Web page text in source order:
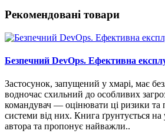
Рекомендовані товари
Безпечний DevOps. Ефективна
Застосунок, запущений у хмарі, має
водночас схильний до особливих
командувач — оцінювати ці ризики та
системи від них. Книга ґрунтується на
автора та пропонує найважли..